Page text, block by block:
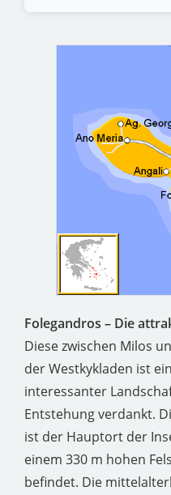
Folegandros – Die
Diese zwischen Milos
der Westkykladen ist
interessanter
Entstehung verdankt.
ist der Hauptort der
einem 330 m hohen
befindet. Die